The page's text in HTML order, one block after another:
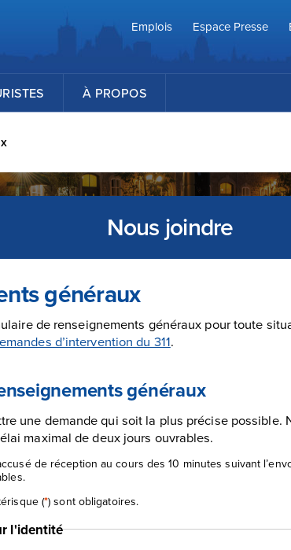
Emplois
Espace Presse
À PROPOS
Nous joindre
généraux
de renseignements généraux pour toute
d’intervention du 311.
généraux
une demande qui soit la plus précise possible.
maximal de deux jours ouvrables.
de réception au cours des 10 minutes suivant
(*) sont obligatoires.
l'identité